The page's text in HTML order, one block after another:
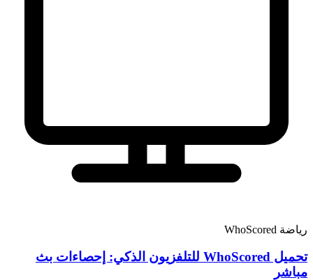
رياضة WhoScored
تحميل WhoScored للتلفزيون الذكي: إحصاءات بث
مباشر